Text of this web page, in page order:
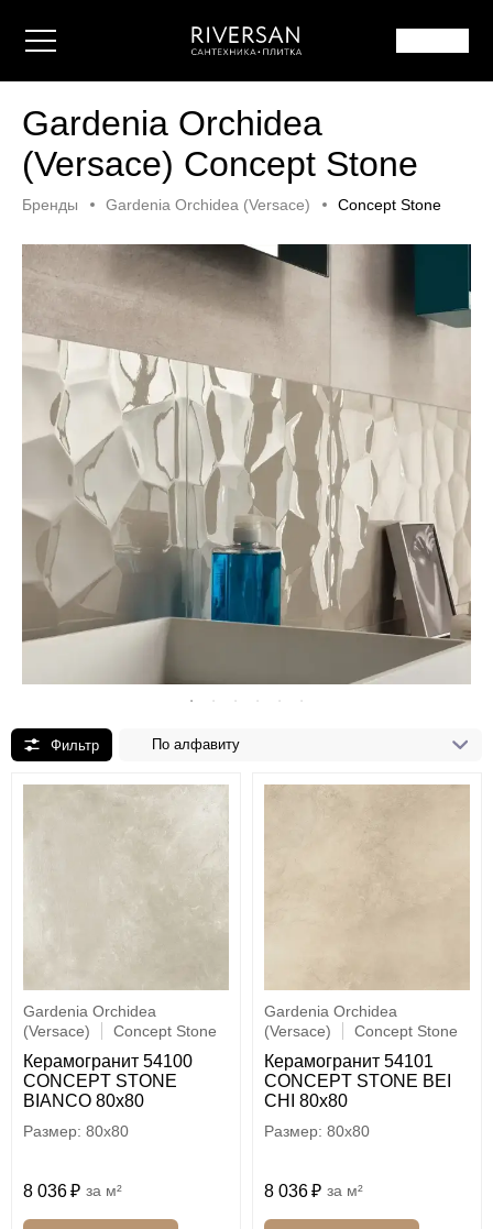
Gardenia Orchidea
(Versace) Concept Stone
Бренды Gardenia Orchidea (Versace) Concept Stone
По алфавиту
Gardenia Orchidea
(Versace)
Concept Stone
Керамогранит 54100
CONCEPT STONE
BIANCO 80x80
80x80
8 036 м²
Gardenia Orchidea
(Versace)
Concept Stone
Керамогранит 54101
CONCEPT STONE BEI
CHI 80x80
80x80
8 036 м²